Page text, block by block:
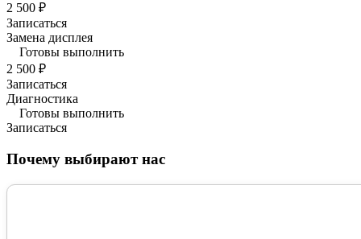
2 500 ₽
Записаться
Замена дисплея
Готовы выполнить
2 500 ₽
Записаться
Диагностика
Готовы выполнить
Записаться
Почему выбирают нас